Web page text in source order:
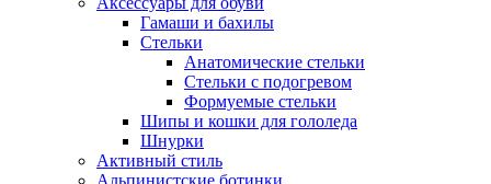
Гамаши и бахилы
Стельки
Анатомические стельки
Стельки с подогревом
Формуемые стельки
Шипы и кошки для гололеда
Шнурки
Активный стиль
Альпинистские ботинки